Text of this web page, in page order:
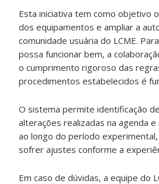
Esta iniciativa tem como objetivo
dos equipamentos e ampliar a
comunidade usuária do LCME.
possa funcionar bem, a
o cumprimento rigoroso das
procedimentos estabelecidos é
O sistema permite identificação
alterações realizadas na agenda e
ao longo do período
sofrer ajustes conforme a
Em caso de dúvidas, a equipe do